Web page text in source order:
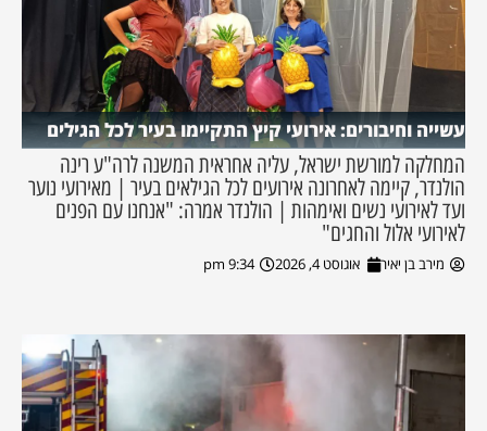
עשייה וחיבורים: אירועי קיץ התקיימו בעיר לכל הגילים
המחלקה למורשת ישראל, עליה אחראית המשנה לרה"ע רינה
הולנדר, קיימה לאחרונה אירועים לכל הגילאים בעיר | מאירועי נוער
ועד לאירועי נשים ואימהות | הולנדר אמרה: "אנחנו עם הפנים
לאירועי אלול והחגים"
מירב בן יאיר אוגוסט 4, 2026 9:34 pm